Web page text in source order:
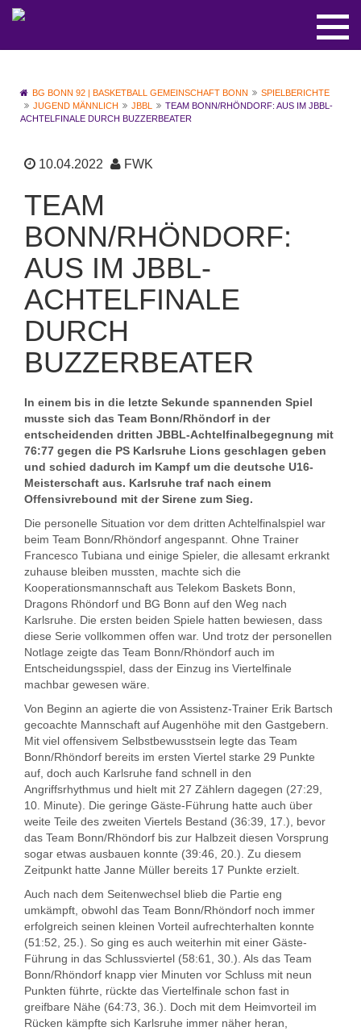
BG BONN 92 | BASKETBALL GEMEINSCHAFT BONN
SPIELBERICHTE
JUGEND MÄNNLICH
JBBL
TEAM BONN/RHÖNDORF: AUS IM JBBL-
ACHTELFINALE DURCH BUZZERBEATER
10.04.2022 FWK
TEAM
BONN/RHÖNDORF:
AUS IM JBBL-
ACHTELFINALE
DURCH
BUZZERBEATER
In einem bis in die letzte Sekunde spannenden Spiel
musste sich das Team Bonn/Rhöndorf in der
entscheidenden dritten JBBL-Achtelfinalbegegnung mit
76:77 gegen die PS Karlsruhe Lions geschlagen geben
und schied dadurch im Kampf um die deutsche U16-
Meisterschaft aus. Karlsruhe traf nach einem
Offensivrebound mit der Sirene zum Sieg.
Die personelle Situation vor dem dritten Achtelfinalspiel war
beim Team Bonn/Rhöndorf angespannt. Ohne Trainer
Francesco Tubiana und einige Spieler, die allesamt erkrankt
zuhause bleiben mussten, machte sich die
Kooperationsmannschaft aus Telekom Baskets Bonn,
Dragons Rhöndorf und BG Bonn auf den Weg nach
Karlsruhe. Die ersten beiden Spiele hatten bewiesen, dass
diese Serie vollkommen offen war. Und trotz der personellen
Notlage zeigte das Team Bonn/Rhöndorf auch im
Entscheidungsspiel, dass der Einzug ins Viertelfinale
machbar gewesen wäre.
Von Beginn an agierte die von Assistenz-Trainer Erik Bartsch
gecoachte Mannschaft auf Augenhöhe mit den Gastgebern.
Mit viel offensivem Selbstbewusstsein legte das Team
Bonn/Rhöndorf bereits im ersten Viertel starke 29 Punkte
auf, doch auch Karlsruhe fand schnell in den
Angriffsrhythmus und hielt mit 27 Zählern dagegen (27:29,
10. Minute). Die geringe Gäste-Führung hatte auch über
weite Teile des zweiten Viertels Bestand (36:39, 17.), bevor
das Team Bonn/Rhöndorf bis zur Halbzeit diesen Vorsprung
sogar etwas ausbauen konnte (39:46, 20.). Zu diesem
Zeitpunkt hatte Janne Müller bereits 17 Punkte erzielt.
Auch nach dem Seitenwechsel blieb die Partie eng
umkämpft, obwohl das Team Bonn/Rhöndorf noch immer
erfolgreich seinen kleinen Vorteil aufrechterhalten konnte
(51:52, 25.). So ging es auch weiterhin mit einer Gäste-
Führung in das Schlussviertel (58:61, 30.). Als das Team
Bonn/Rhöndorf knapp vier Minuten vor Schluss mit neun
Punkten führte, rückte das Viertelfinale schon fast in
greifbare Nähe (64:73, 36.). Doch mit dem Heimvorteil im
Rücken kämpfte sich Karlsruhe immer näher heran,